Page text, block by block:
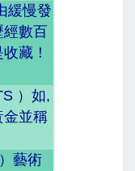
緩慢發
經數百
藏！
）如,
金並稱
藝術